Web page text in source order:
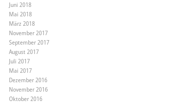
Juni 2018
Mai 2018
März 2018
November 2017
September 2017
August 2017
Juli 2017
Mai 2017
Dezember 2016
November 2016
Oktober 2016